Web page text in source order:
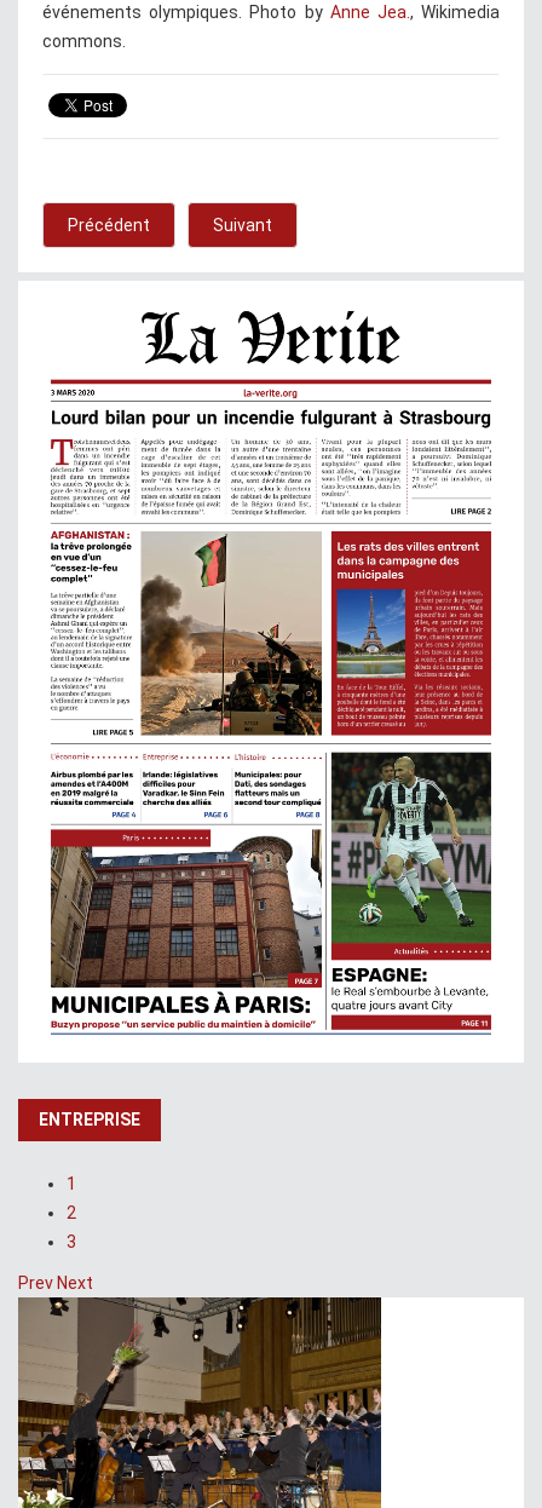
événements olympiques. Photo by Anne Jea. , Wikimedia
commons.
Précédent Suivant
ENTREPRISE
1
2
3
PrevNext